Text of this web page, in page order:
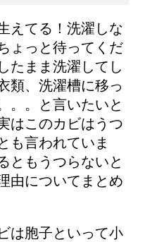
えてる！洗濯しな
ょっと待ってくだ
たまま洗濯してし
類、洗濯槽に移っ
。。と言いたいと
はこのカビはうつ
も言われていま
ともうつらないと
由についてまとめ
は胞子といって小